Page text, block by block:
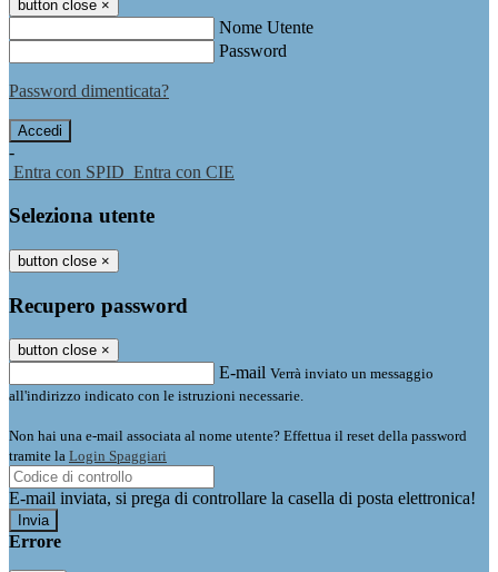
button close ×
Nome Utente
Password
Password dimenticata?
-
Entra con SPID Entra con CIE
Seleziona utente
button close ×
Recupero password
button close ×
E-mail Verrà inviato un messaggio
all'indirizzo indicato con le istruzioni necessarie.
Non hai una e-mail associata al nome utente? Effettua il reset della password
tramite la Login Spaggiari
E-mail inviata, si prega di controllare la casella di posta elettronica!
Errore